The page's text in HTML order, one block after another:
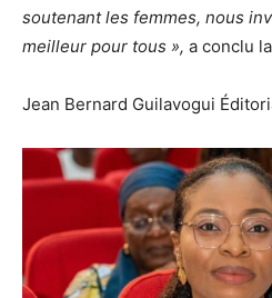
soutenant les femmes, nous
meilleur pour tous », a conclu
Jean Bernard Guilavogui